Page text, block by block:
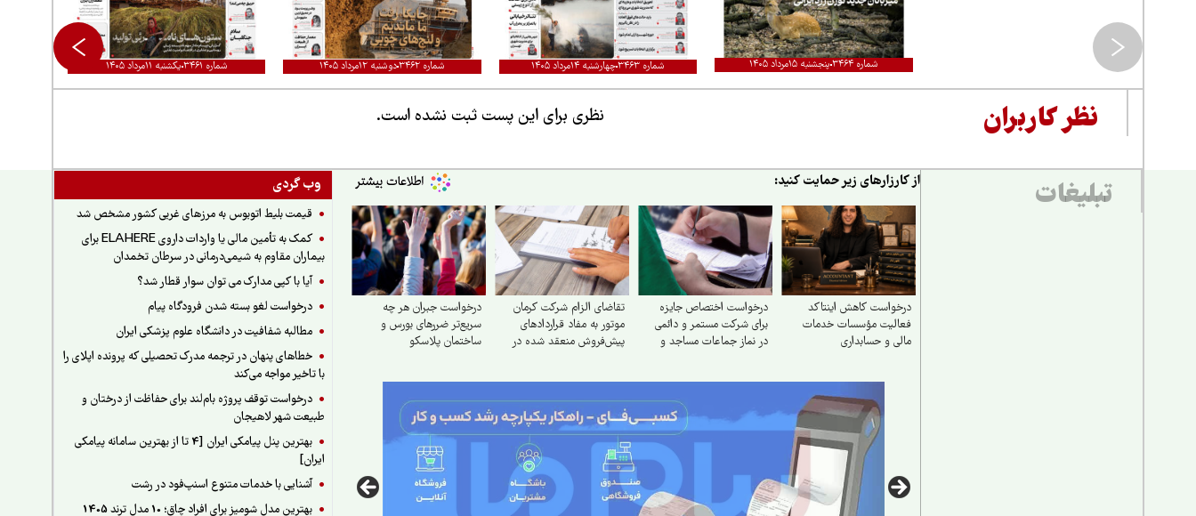
شماره ۳۴۶۴ پنجشنبه ۱۵مرداد ۱۴۰۵ شماره ۳۴۶۳ چهارشنبه ۱۴مرداد ۱۴۰۵ شماره ۳۴۶۲ دوشنبه ۱۲مرداد ۱۴۰۵ شماره ۳۴۶۱ یکشنبه ۱۱مرداد ۱۴۰۵
نظر کاربران نظری برای این پست ثبت نشده است.
تبلیغات وب گردی
قیمت بلیط اتوبوس به مرزهای غربی کشور مشخص شد
کمک به تأمین مالی یا واردات داروی ELAHERE برای
بیماران مقاوم به شیمی‌درمانی در سرطان تخمدان
آیا با کپی مدارک می توان سوار قطار شد؟
درخواست لغو بسته شدن فرودگاه پیام
مطالبه شفافیت در دانشگاه علوم پزشکی ایران
خطاهای پنهان در ترجمه مدرک تحصیلی که پرونده اپلای را
با تاخیر مواجه می‌کند
درخواست توقف پروژه بام‌لند برای حفاظت از درختان و
طبیعت شهر لاهیجان
بهترین پنل پیامکی ایران [4 تا از بهترین سامانه پیامکی
ایران]
آشنایی با خدمات متنوع اسنپ‌فود در رشت
بهترین مدل شومیز برای افراد چاق؛ 10 مدل ترند 1405
از کارزارهای زیر حمایت کنید:
درخواست کاهش اینتاکد
فعالیت مؤسسات خدمات
مالی و حسابداری
درخواست اختصاص جایزه
برای شرکت مستمر و دائمی
در نماز جماعات مساجد و
تقاضای الزام شرکت کرمان
موتور به مفاد قراردادهای
پیش‌فروش منعقد شده در
درخواست جبران هر چه
سریع‌تر ضررهای بورس و
ساختمان پلاسکو